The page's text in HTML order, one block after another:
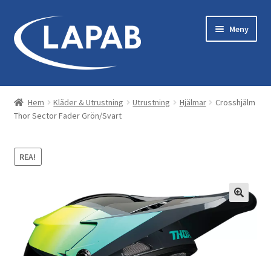
Hoppa
till
navigering
Hoppa
till
innehåll
Meny
Bastu & Bad
Maskiner & Originaltillbehör
Kläder & Utrustning
Servicekit
Tillbehör
Hem Kläder & Utrustning Utrustning Hjälmar
Crosshjälm
Thor Sector Fader Grön/Svart
REA!